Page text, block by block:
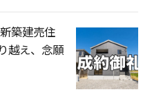
築建売住
越え、念願